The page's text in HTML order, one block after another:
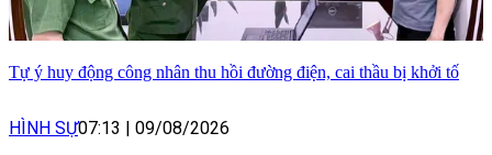
Tự ý huy động công nhân thu hồi đường điện, cai thầu bị khởi tố
HÌNH SỰ07:13 | 09/08/2026